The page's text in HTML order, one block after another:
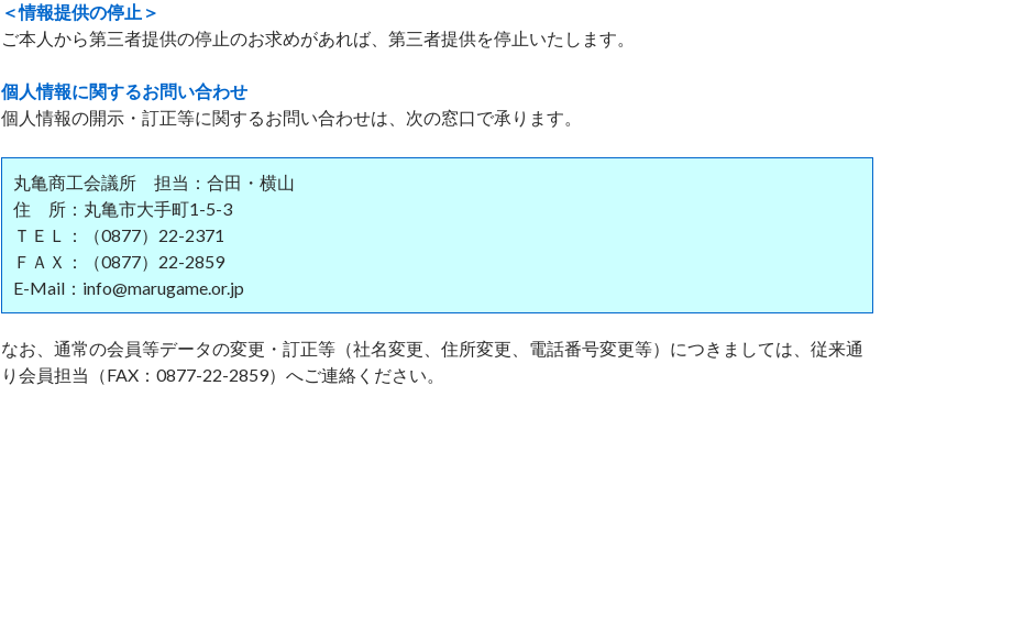
＜情報提供の停止＞
ご本人から第三者提供の停止のお求めがあれば、第三者提供を停止いたします。
個人情報に関するお問い合わせ
個人情報の開示・訂正等に関するお問い合わせは、次の窓口で承ります。
丸亀商工会議所 担当：合田・横山
住 所：丸亀市大手町1-5-3
ＴＥＬ：（0877）22-2371
ＦＡＸ：（0877）22-2859
E-Mail：info@marugame.or.jp
なお、通常の会員等データの変更・訂正等（社名変更、住所変更、電話番号変更等）につきましては、従来通
り会員担当（FAX：0877-22-2859）へご連絡ください。